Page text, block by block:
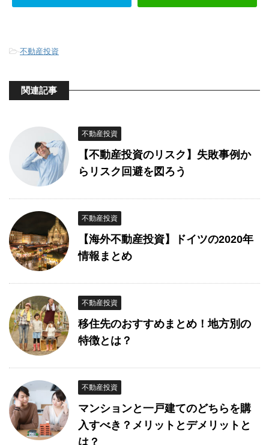
-不動産投資
関連記事
不動産投資
【不動産投資のリスク】失敗事例か
らリスク回避を図ろう
不動産投資
【海外不動産投資】ドイツの2020年
情報まとめ
不動産投資
移住先のおすすめまとめ！地方別の
特徴とは？
不動産投資
マンションと一戸建てのどちらを購
入すべき？メリットとデメリットと
は？